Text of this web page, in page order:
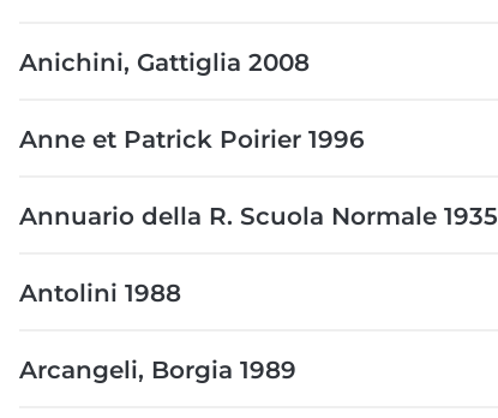
Anichini, Gattiglia 2008
Anne et Patrick Poirier 1996
Annuario della R. Scuola Normale 1935
Antolini 1988
Arcangeli, Borgia 1989